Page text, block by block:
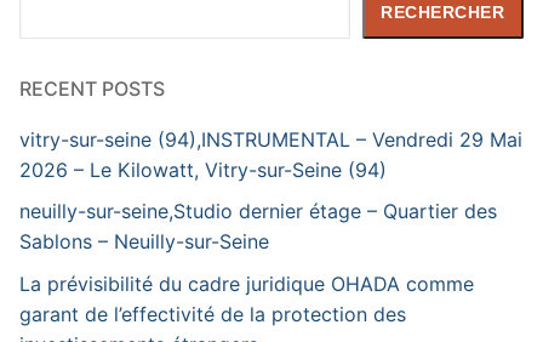
RECHERCHER
RECENT POSTS
vitry-sur-seine (94),INSTRUMENTAL – Vendredi 29 Mai
2026 – Le Kilowatt, Vitry-sur-Seine (94)
neuilly-sur-seine,Studio dernier étage – Quartier des
Sablons – Neuilly-sur-Seine
La prévisibilité du cadre juridique OHADA comme
garant de l’effectivité de la protection des